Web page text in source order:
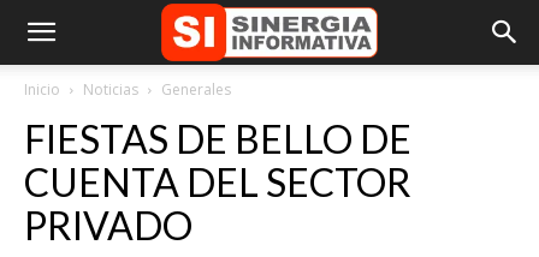
Inicio Noticias Generales
FIESTAS DE BELLO DE
CUENTA DEL SECTOR
PRIVADO